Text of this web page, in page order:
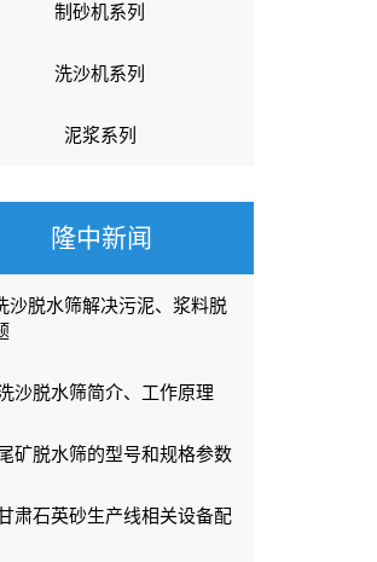
制砂机系列
洗沙机系列
泥浆系列
隆中新闻
沙脱水筛解决污泥、浆料脱
沙脱水筛简介、工作原理
矿脱水筛的型号和规格参数
肃石英砂生产线相关设备配